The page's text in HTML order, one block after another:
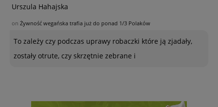
Urszula Hahajska
on Żywność wegańska trafia już do ponad 1/3 Polaków
To zależy czy podczas uprawy robaczki które ją zjadały,
zostały otrute, czy skrzętnie zebrane i